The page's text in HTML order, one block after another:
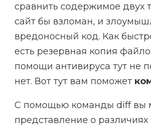
сравнить содержимое двух
сайт бы взломан, и
вредоносный код. Как
есть резервная копия
помощи антивируса тут не
нет. Вот тут вам поможет
С помощью команды diff вы
представление о